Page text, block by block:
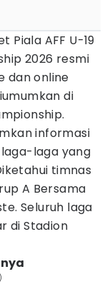
Piala AFF U-19
2026 resmi
dan online
di
informasi
laga yang
timnas
A Bersama
Seluruh laga
di Stadion